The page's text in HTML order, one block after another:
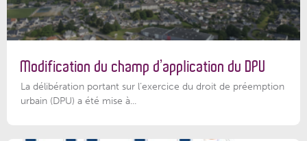
Modification du champ d’application du DPU
La délibération portant sur l’exercice du droit de préemption
urbain (DPU) a été mise à...